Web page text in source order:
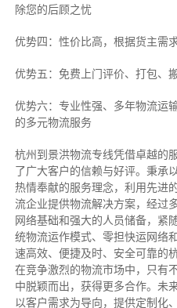
除您的后顾之忧
优势四：性价比高，根据货主需
优势五：免费上门评价、打包、
优势六：专业性强、多年物流运
的多元物流服务
杭州到景洪物流专线凭借卓越的
了广大客户的信赖与好评。 秉承
热情奉献的服务理念，利用先进
流企业提供物流解决方案，经过
网络基础和强大的人员储备，紧
统物流运作模式、零担快运网络
速高效、便捷及时、安全可靠的
在竞争激烈的物流市场中，只有
中脱颖而出，获得更多合作。 未
以客户需求为导向，提供定制化